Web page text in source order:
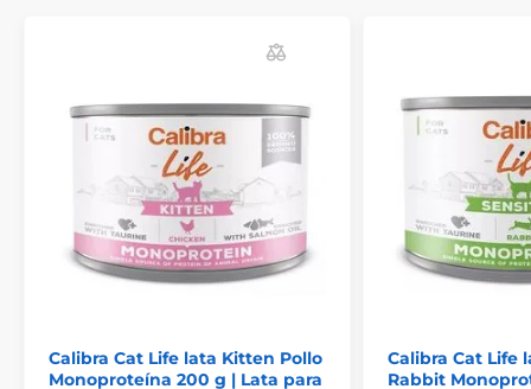
Composición:
Calibra Cat Life lata Kitten Pollo
Monoproteína 200 g | Lata para
Calibra Cat Life
Rabbit